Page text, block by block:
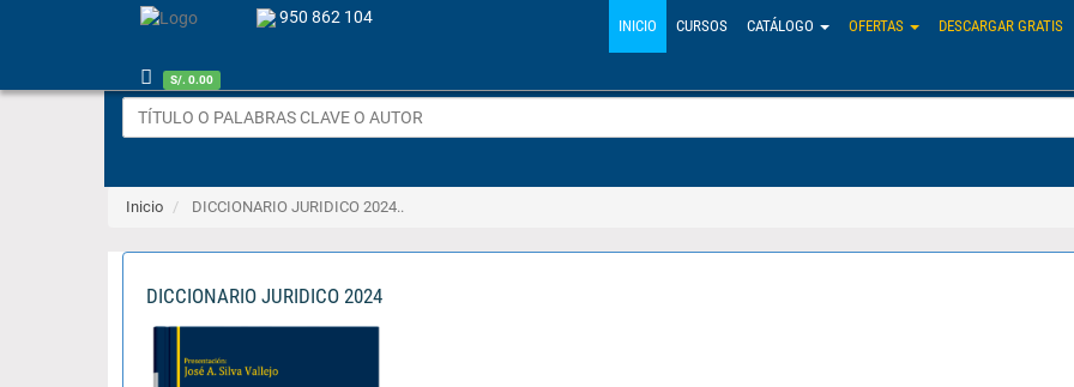
950 862 104
S/. 0.00
INICIO CURSOS CATÁLOGO OFERTAS DESCARGAR GRATIS
Inicio DICCIONARIO JURIDICO 2024..
DICCIONARIO JURIDICO 2024